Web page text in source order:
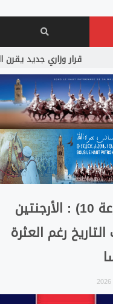
قرار وزاري جديد يقرن
كأس العالم 2026 (المجموعة 10) : الأرجنتين
رغم العثرة